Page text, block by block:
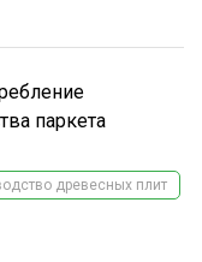
паркета
древесных плит